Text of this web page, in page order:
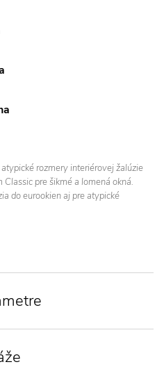
rozmery interiérovej žalúzie
Classic pre šikmé a lomená okná.
do eurookien aj pre atypické